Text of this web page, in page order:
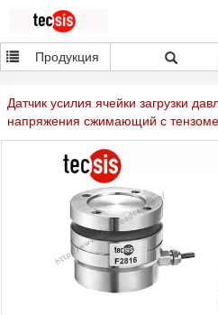
Продукция
Датчик усилия ячейки загрузки
напряжения сжимающий с